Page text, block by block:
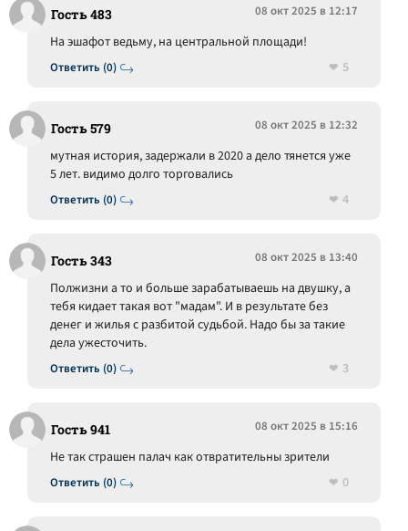
Гость 483 08 окт 2025 в 12:17
Ответить (0)
На эшафот ведьму, на центральной площади!
5
Гость 579 08 окт 2025 в 12:32
Ответить (0)
мутная история, задержали в 2020 а дело тянется уже
5 лет. видимо долго торговались
4
Гость 343 08 окт 2025 в 13:40
Ответить (0)
Полжизни а то и больше зарабатываешь на двушку, а
тебя кидает такая вот "мадам". И в результате без
денег и жилья с разбитой судьбой. Надо бы за такие
дела ужесточить.
3
Гость 941 08 окт 2025 в 15:16
Ответить (0)
Не так страшен палач как отвратительны зрители
0